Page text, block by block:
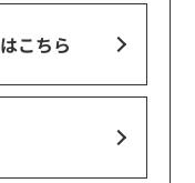
はこちら